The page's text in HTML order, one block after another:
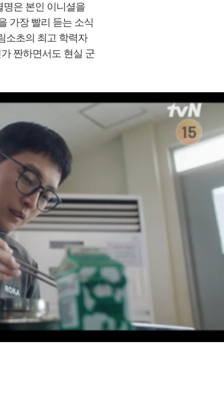
명은 본인 이니셜을
가장 빨리 듣는 소식
소초의 최고 학력자
짠하면서도 현실 군